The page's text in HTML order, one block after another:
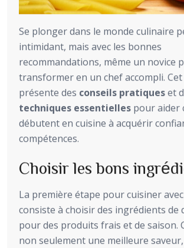
Se plonger dans le monde culinaire
intimidant, mais avec les bonnes
recommandations, même un novice
transformer en un chef accompli.
présente des conseils pratiqueset
techniques essentielles pour aider
débutent en cuisine à acquérir
compétences.
Choisir les bons
La première étape pour cuisiner avec
consiste à choisir des ingrédients de
pour des produits frais et de saison.
non seulement une meilleure